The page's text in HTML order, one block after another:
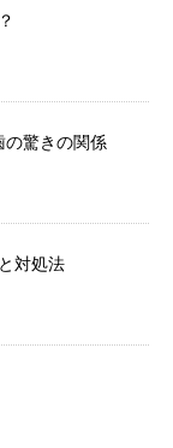
の驚きの関係
対処法